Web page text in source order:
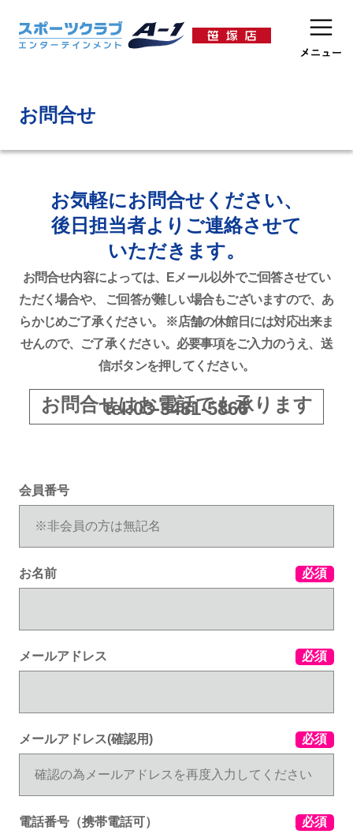
お問合せ
お気軽にお問合せください、
後日担当者よりご連絡させて
いただきます。
お問合せ内容によっては、Eメール以外でご回答させてい
ただく場合や、 ご回答が難しい場合もございますので、あ
らかじめご了承ください。 ※店舗の休館日には対応出来ま
せんので、ご了承ください。必要事項をご入力のうえ、送
信ボタンを押してください。
お問合せはお電話でも承ります
tel:03-3481-5866
会員番号
お名前 必須
メールアドレス 必須
メールアドレス(確認用) 必須
電話番号（携帯電話可） 必須